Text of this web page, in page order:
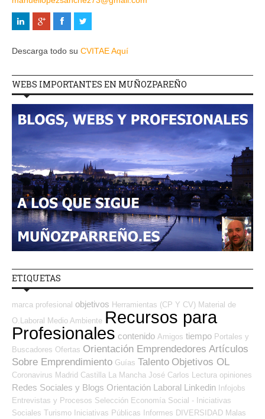
Descarga todo su CVITAE Aquí
WEBS IMPORTANTES EN MUÑOZPAREÑO
ETIQUETAS
marca profesional objetivos Herramientas (CP Y CV) Material de
O.Laboral Medio Ambiente Recursos para
Profesionales contenido Amigos tiempo Portales y
Buscadores Ofertas Orientación Emprendedores Artículos
Sobre Emprendimiento Guías Talento Objetivos OL
Coronavirus Madrid Castilla La Mancha José Carlos Lectura opiniones
Redes Sociales y Blogs Orientación Laboral Linkedin Infojobs
Entrevistas y Procesos Selección Economía Social - Iniciativas
Sociales Turismo Iniciativas Públicas Informes DIVERSIDAD Malas